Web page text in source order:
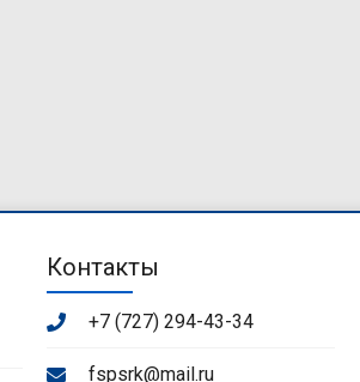
Контакты
+7 (727) 294-43-34
fspsrk@mail.ru